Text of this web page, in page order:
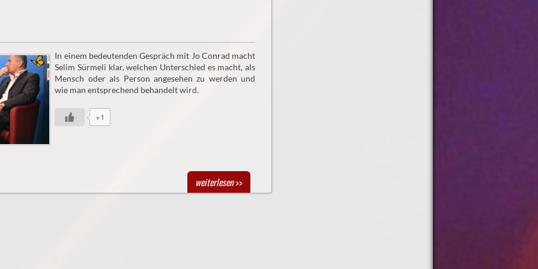
In einem bedeutenden Gespräch mit Jo Conrad macht
Selim Sürmeli klar, welchen Unterschied es macht, als
Mensch oder als Person angesehen zu werden und
wie man entsprechend behandelt wird.
+1
weiterlesen>>